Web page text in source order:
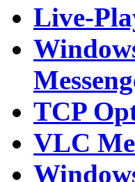
Live-
TCP
VLC